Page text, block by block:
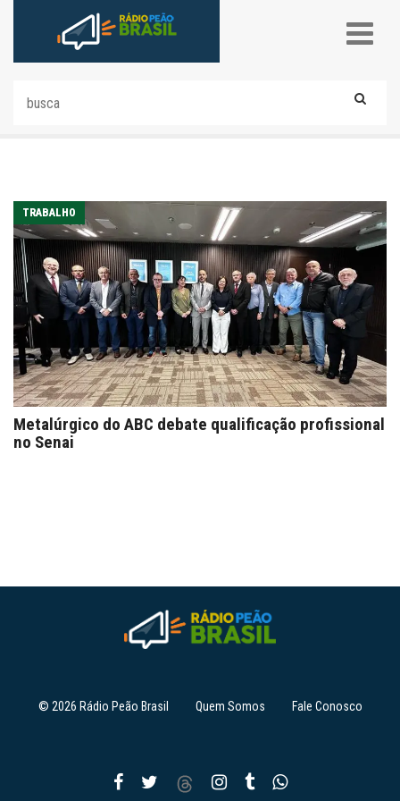
TRABALHO
Metalúrgico do ABC debate qualificação profissional
no Senai
© 2026 Rádio Peão Brasil Quem Somos Fale Conosco